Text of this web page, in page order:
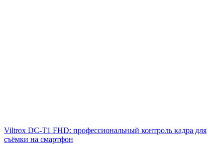
Viltrox DC‑T1 FHD: профессиональный контроль кадра для
съёмки на смартфон